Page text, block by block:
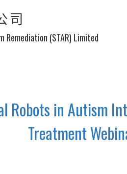
司
Remediation (STAR) Limited
Robots in Autism
Treatment